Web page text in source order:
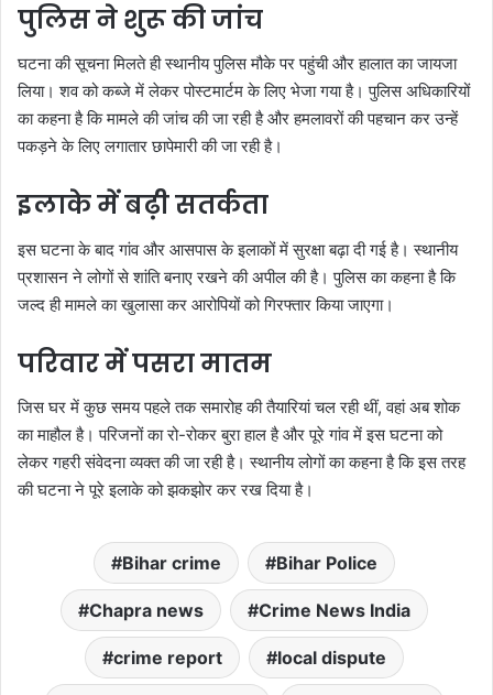
पुलिस ने शुरू की जांच
घटना की सूचना मिलते ही स्थानीय पुलिस मौके पर पहुंची और हालात का जायजा
लिया। शव को कब्जे में लेकर पोस्टमार्टम के लिए भेजा गया है। पुलिस अधिकारियों
का कहना है कि मामले की जांच की जा रही है और हमलावरों की पहचान कर उन्हें
पकड़ने के लिए लगातार छापेमारी की जा रही है।
इलाके में बढ़ी सतर्कता
इस घटना के बाद गांव और आसपास के इलाकों में सुरक्षा बढ़ा दी गई है। स्थानीय
प्रशासन ने लोगों से शांति बनाए रखने की अपील की है। पुलिस का कहना है कि
जल्द ही मामले का खुलासा कर आरोपियों को गिरफ्तार किया जाएगा।
परिवार में पसरा मातम
जिस घर में कुछ समय पहले तक समारोह की तैयारियां चल रही थीं, वहां अब शोक
का माहौल है। परिजनों का रो-रोकर बुरा हाल है और पूरे गांव में इस घटना को
लेकर गहरी संवेदना व्यक्त की जा रही है। स्थानीय लोगों का कहना है कि इस तरह
की घटना ने पूरे इलाके को झकझोर कर रख दिया है।
Bihar crime Bihar Police
Chapra news Crime News India
crime report local dispute